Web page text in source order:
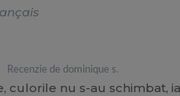
Recenzie de dominique s.
culorile nu s-au schimbat,